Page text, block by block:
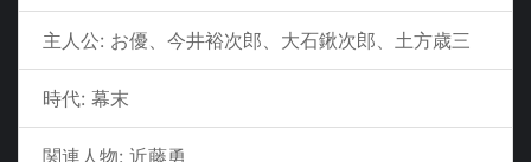
主人公: お優、今井裕次郎、大石鍬次郎、土方歳三
時代: 幕末
関連人物: 近藤勇